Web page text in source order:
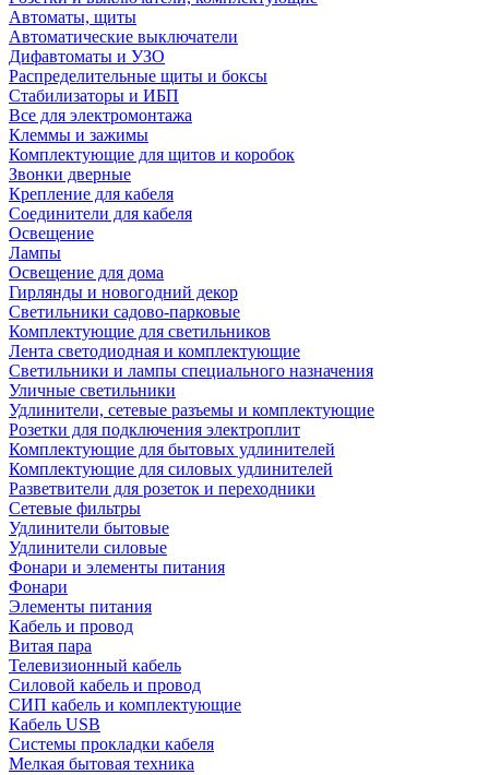
Автоматы, щиты
Автоматические выключатели
Дифавтоматы и УЗО
Распределительные щиты и боксы
Стабилизаторы и ИБП
Все для электромонтажа
Клеммы и зажимы
Комплектующие для щитов и коробок
Звонки дверные
Крепление для кабеля
Соединители для кабеля
Освещение
Лампы
Освещение для дома
Гирлянды и новогодний декор
Светильники садово-парковые
Комплектующие для светильников
Лента светодиодная и комплектующие
Светильники и лампы специального назначения
Уличные светильники
Удлинители, сетевые разъемы и комплектующие
Розетки для подключения электроплит
Комплектующие для бытовых удлинителей
Комплектующие для силовых удлинителей
Разветвители для розеток и переходники
Сетевые фильтры
Удлинители бытовые
Удлинители силовые
Фонари и элементы питания
Фонари
Элементы питания
Кабель и провод
Витая пара
Телевизионный кабель
Силовой кабель и провод
СИП кабель и комплектующие
Кабель USB
Системы прокладки кабеля
Мелкая бытовая техника